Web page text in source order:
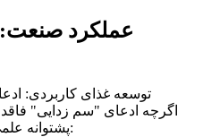
عملکرد صنعت:
2.1 توسعه غذای کاربردی:
اگرچه ادعای "سم زدایی"
پشتوانه علمی محکمی در جهت های زیر است: